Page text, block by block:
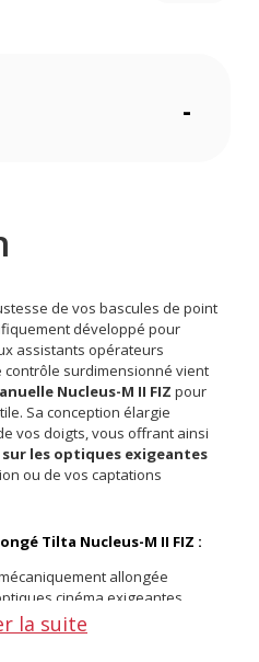
-
de vos bascules de point
développé pour
assistants opérateurs
surdimensionné vient
Nucleus-M II FIZ pour
Sa conception élargie
vos doigts, vous offrant ainsi
les optiques exigeantes
ou de vos captations
Tilta Nucleus-M II FIZ :
allongée
cinéma exigeantes
réduisant fortement la fatigue
la suite